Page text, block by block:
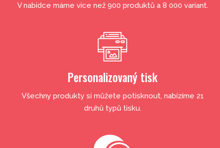
V nabídce máme více než 900 produktů a 8 000 variant.
Personalizovaný tisk
Všechny produkty si můžete potisknout, nabízíme 21
druhů typů tisku.